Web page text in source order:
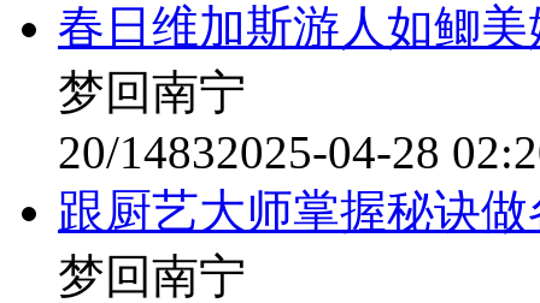
春日维加斯游人如鲫美
梦回南宁
20/14832025-04-28
跟厨艺大师掌握秘诀
梦回南宁